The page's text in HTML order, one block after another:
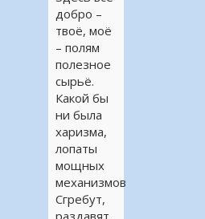
добро –
твоё, моё
– полям
полезное
сырьё.
Какой бы
ни была
харизма,
лопаты
мощных
механизмов
Сгребут,